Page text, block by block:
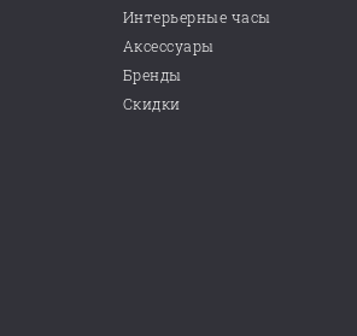
Интерьерные часы
Аксессуары
Бренды
Скидки